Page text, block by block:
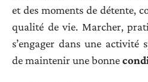
et des moments de détente,
qualité de vie. Marcher,
s’engager dans une activité
de maintenir une bonne